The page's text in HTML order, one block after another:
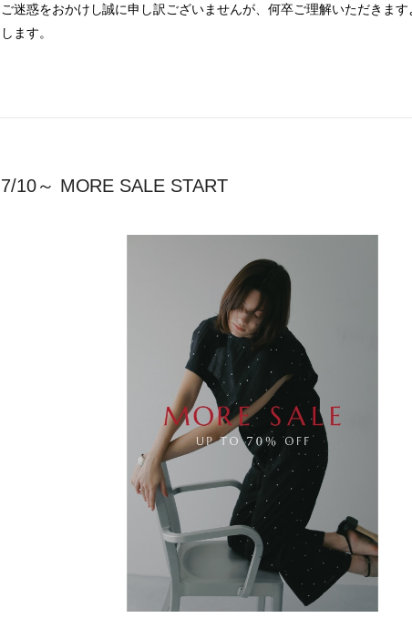
ご迷惑をおかけし誠に申し訳ございませんが、何卒ご理解いただきま
します。
7/10～ MORE SALE START